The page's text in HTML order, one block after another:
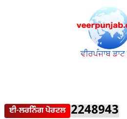
ਈ-ਲਰਨਿੰਗ ਪੋਰਟਲ 2248943